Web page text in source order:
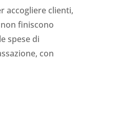
accogliere clienti,
finiscono
spese di
con